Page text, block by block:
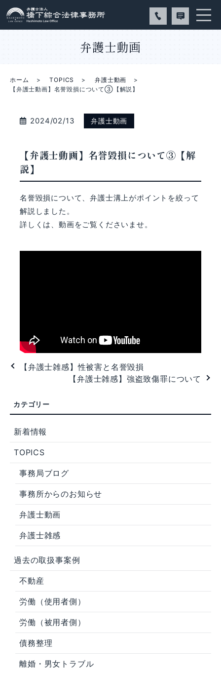
弁護士動画
ホーム TOPICS
弁護士動画
【弁護士動画】名誉毀損について③【解説】
2024/02/13 弁護士動画
【弁護士動画】名誉毀損について③【解
説】
名誉毀損について、弁護士溝上がポイントを絞って
解説しました。
詳しくは、動画をご覧くださいませ。
【弁護士雑感】性被害と名誉毀損
【弁護士雑感】強盗致傷罪について
新着情報
TOPICS
事務局ブログ
事務所からのお知らせ
弁護士動画
弁護士雑感
過去の取扱事案例
不動産
労働（使用者側）
労働（被用者側）
債務整理
離婚・男女トラブル